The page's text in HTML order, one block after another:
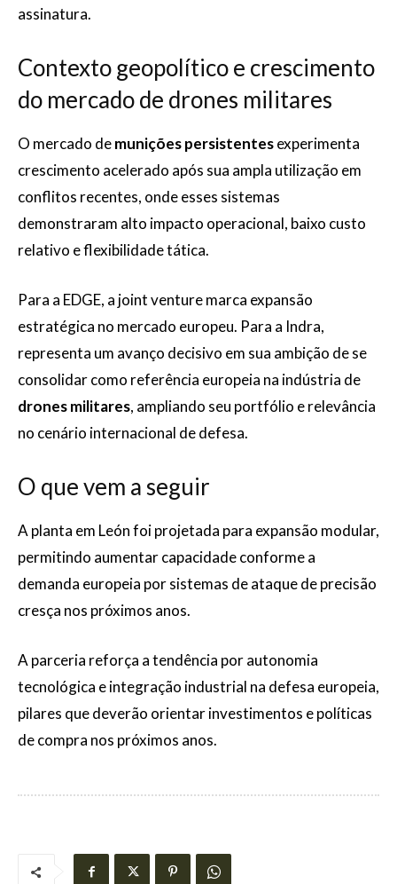
assinatura.
Contexto geopolítico e crescimento
do mercado de drones militares
O mercado demunições persistentesexperimenta
crescimento acelerado após sua ampla utilização em
conflitos recentes, onde esses sistemas
demonstraram alto impacto operacional, baixo custo
relativo e flexibilidade tática.
Para a EDGE, a joint venture marca expansão
estratégica no mercado europeu. Para a Indra,
representa um avanço decisivo em sua ambição de se
consolidar como referência europeia na indústria de
drones militares, ampliando seu portfólio e relevância
no cenário internacional de defesa.
O que vem a seguir
A planta em León foi projetada para expansão modular,
permitindo aumentar capacidade conforme a
demanda europeia por sistemas de ataque de precisão
cresça nos próximos anos.
A parceria reforça a tendência por autonomia
tecnológica e integração industrial na defesa europeia,
pilares que deverão orientar investimentos e políticas
de compra nos próximos anos.